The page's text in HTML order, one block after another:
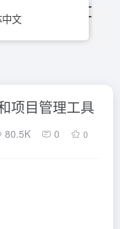
项目管理工具
80.5K 0 0
文